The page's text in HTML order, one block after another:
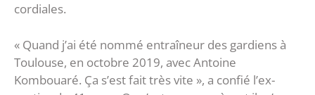
cordiales.
« Quand j’ai été nommé entraîneur des gardiens à
Toulouse, en octobre 2019, avec Antoine
Kombouaré. Ça s’est fait très vite », a confié l’ex-